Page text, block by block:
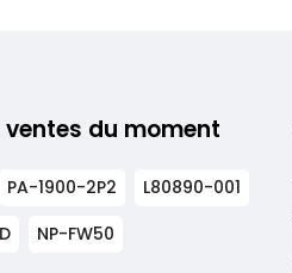
ventes du moment
PA-1900-2P2
L80890-001
NP-FW50